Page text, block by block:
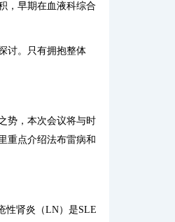
，早期在血液科综合
讨。只有拥抱整体
势，本次会议将与时
重点介绍法布雷病和
性肾炎（LN）是SLE